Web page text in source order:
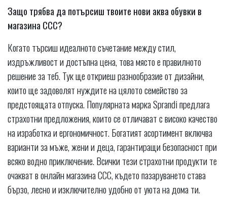
Защо трябва да потърсиш твоите нови аква обувки в
магазина CCC?
Когато търсиш идеалното съчетание между стил,
издръжливост и достъпна цена, това място е правилното
решение за теб. Тук ще откриеш разнообразие от дизайни,
които ще задоволят нуждите на цялото семейство за
предстоящата отпуска. Популярната марка Sprandi предлага
страхотни предложения, които се отличават с високо качество
на изработка и ергономичност. Богатият асортимент включва
варианти за мъже, жени и деца, гарантиращи безопасност при
всяко водно приключение. Всички тези страхотни продукти те
очакват в онлайн магазина CCC, където пазаруването става
бързо, лесно и изключително удобно от уюта на дома ти.